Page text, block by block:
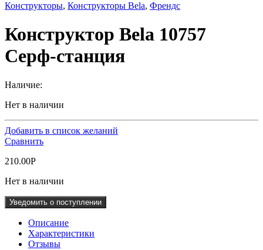
Конструкторы, Конструкторы Bela, Френдс
Конструктор Bela 10757
Серф-станция
Наличие:
Нет в наличии
Добавить в список желаний
Сравнить
210.00Р
Нет в наличии
Уведомить о поступлении
Описание
Характеристики
Отзывы